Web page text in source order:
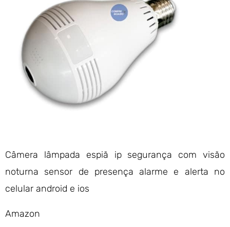
Câmera lâmpada espiã ip segurança com visão
noturna sensor de presença alarme e alerta no
celular android e ios
Amazon